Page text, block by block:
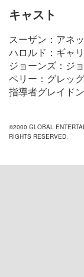
キャスト
スーザン：アネ
ハロルド：ギャ
ジョーンズ：ジ
ペリー：グレッ
指導者グレイド
©2000 GLOBAL
RIGHTS RESERVED.